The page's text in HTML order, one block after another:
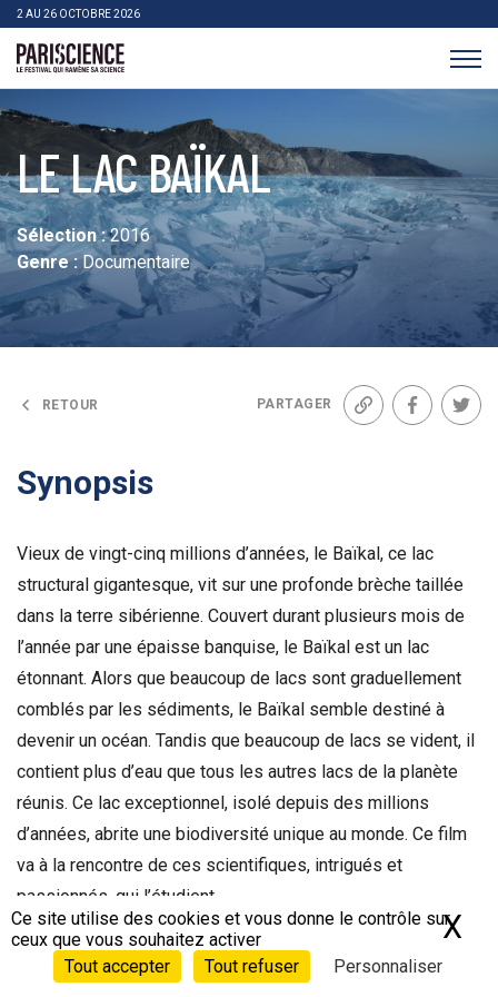
>Aller au contenu
2 AU 26 OCTOBRE 2026
LE LAC BAÏKAL
Sélection :2016
Genre :Documentaire
RETOUR PARTAGER
Lien Facebook
Synopsis
Vieux de vingt-cinq millions d’années, le Baïkal, ce lac
structural gigantesque, vit sur une profonde brèche taillée
dans la terre sibérienne. Couvert durant plusieurs mois de
l’année par une épaisse banquise, le Baïkal est un lac
étonnant. Alors que beaucoup de lacs sont graduellement
comblés par les sédiments, le Baïkal semble destiné à
devenir un océan. Tandis que beaucoup de lacs se vident, il
contient plus d’eau que tous les autres lacs de la planète
réunis. Ce lac exceptionnel, isolé depuis des millions
d’années, abrite une biodiversité unique au monde. Ce film
va à la rencontre de ces scientifiques, intrigués et
passionnés, qui l’étudient.
Panneau de gestion des cookies
Ce site utilise des cookies et vous donne le contrôle sur
ceux que vous souhaitez activer
Tout accepter
Tout refuser Personnaliser
X